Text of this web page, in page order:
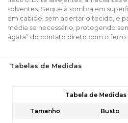
solventes. Seque à sombra em
em cabide, sem apertar o tecido, e
média se necessário, protegendo
ágata” do contato direto com o ferro
Tabelas de Medidas
Tabela de
Tamanho Busto